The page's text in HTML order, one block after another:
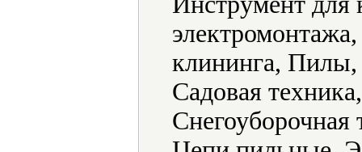
клининга,
Садовая
Снегоуборочная